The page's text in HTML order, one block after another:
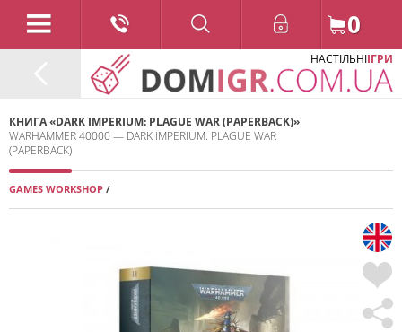
0
НАСТІЛЬНІІГРИ
КНИГА «DARK IMPERIUM: PLAGUE WAR (PAPERBACK)»
WARHAMMER 40000 — DARK IMPERIUM: PLAGUE WAR
(PAPERBACK)
GAMES WORKSHOP /
2024